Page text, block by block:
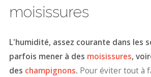
moisissures
L'humidité, assez courante dans les
parfois mener à des moisissures,
des champignons. Pour éviter tout à